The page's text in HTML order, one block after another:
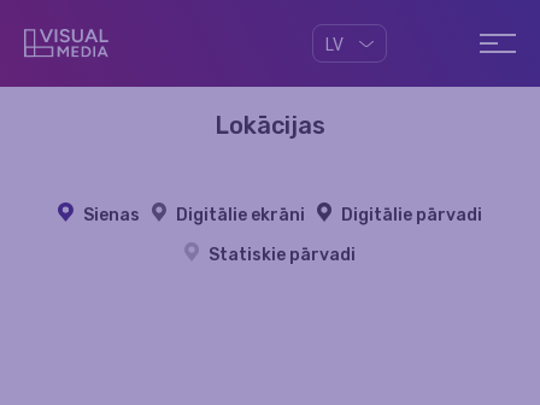
LV
Lokācijas
Sienas Digitālie ekrāni
Digitālie pārvadi
Statiskie pārvadi